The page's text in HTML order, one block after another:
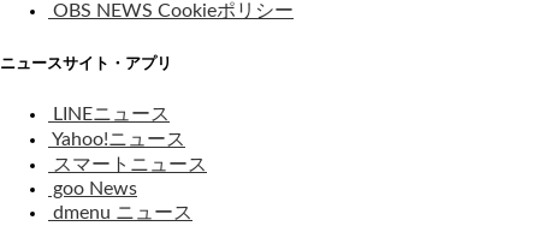
OBS NEWS Cookieポリシー
ニュースサイト・アプリ
LINEニュース
Yahoo!ニュース
スマートニュース
goo News
dmenu ニュース